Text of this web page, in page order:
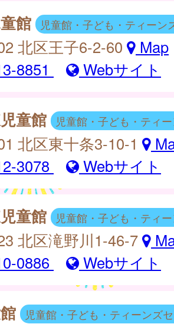
館 児童館・子ども・ティーン
北区王子6-2-60
Map
8851
Webサイト
童館 児童館・子ども・ティ
北区東十条3-10-1
3078
Webサイト
童館 児童館・子ども・ティ
北区滝野川1-46-7
0886
Webサイト
児童館・子ども・ティーンズ